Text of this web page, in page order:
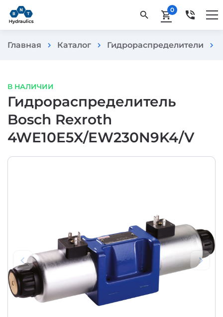
search shopping_cart0 phone_in_talk
Главная chevron_right Каталог chevron_right Гидрораспределители chevron_right
В НАЛИЧИИ
Гидрораспределитель
Bosch Rexroth
4WE10E5X/EW230N9K4/V